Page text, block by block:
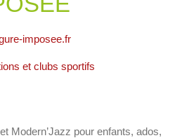
imposee.fr
et clubs sportifs
Modern’Jazz pour enfants, ados,